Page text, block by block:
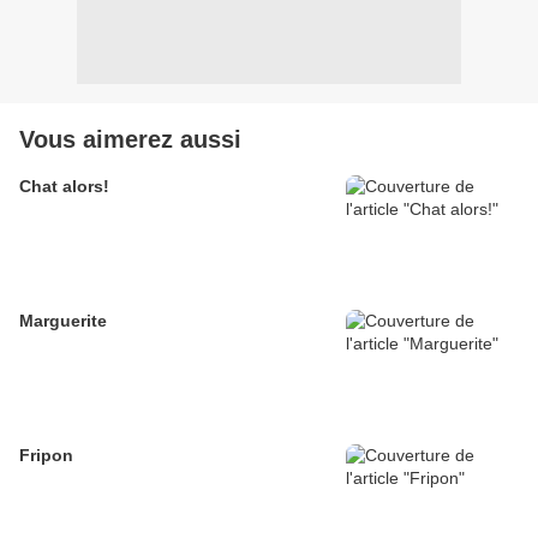
Vous aimerez aussi
Chat alors!
Marguerite
Fripon